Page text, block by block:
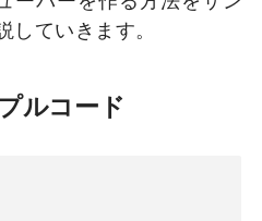
していきます。
ルコード